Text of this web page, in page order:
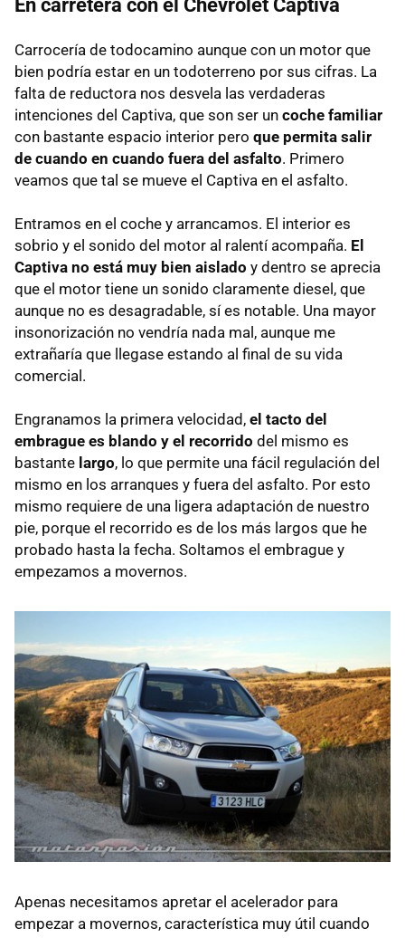
En carretera con el Chevrolet Captiva
Carrocería de todocamino aunque con un motor que
bien podría estar en un todoterreno por sus cifras. La
falta de reductora nos desvela las verdaderas
intenciones del Captiva, que son ser un coche familiar
con bastante espacio interior pero que permita salir
de cuando en cuando fuera del asfalto. Primero
veamos que tal se mueve el Captiva en el asfalto.
Entramos en el coche y arrancamos. El interior es
sobrio y el sonido del motor al ralentí acompaña. El
Captiva no está muy bien aislado y dentro se aprecia
que el motor tiene un sonido claramente diesel, que
aunque no es desagradable, sí es notable. Una mayor
insonorización no vendría nada mal, aunque me
extrañaría que llegase estando al final de su vida
comercial.
Engranamos la primera velocidad, el tacto del
embrague es blando y el recorrido del mismo es
bastante largo, lo que permite una fácil regulación del
mismo en los arranques y fuera del asfalto. Por esto
mismo requiere de una ligera adaptación de nuestro
pie, porque el recorrido es de los más largos que he
probado hasta la fecha. Soltamos el embrague y
empezamos a movernos.
Apenas necesitamos apretar el acelerador para
empezar a movernos, característica muy útil cuando